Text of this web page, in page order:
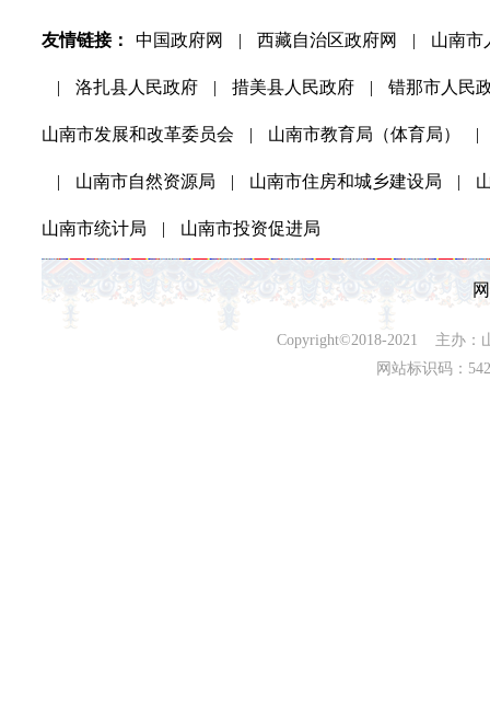
友情链接： 中国政府网 | 西藏自治区政府网 | 山南市
| 洛扎县人民政府 | 措美县人民政府 | 错那市人民
山南市发展和改革委员会 | 山南市教育局（体育局） |
| 山南市自然资源局 | 山南市住房和城乡建设局 |
山南市统计局 | 山南市投资促进局
Copyright©2018-2021 主办：
网站标识码：